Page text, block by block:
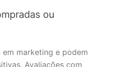
ou
marketing e podem
Avaliações com